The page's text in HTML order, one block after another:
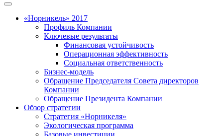
«Норникель» 2017
Профиль Компании
Ключевые результаты
Финансовая устойчивость
Операционная эффективность
Социальная ответственность
Бизнес-модель
Обращение Председателя Совета директоров
Компании
Обращение Президента Компании
Обзор стратегии
Стратегия «Норникеля»
Экологическая программа
Базовые инвестиции